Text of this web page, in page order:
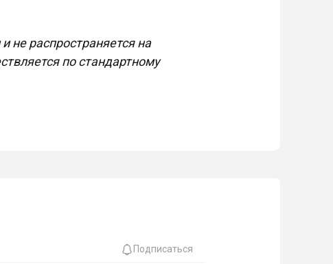
не распространяется на
по стандартному
Подписаться